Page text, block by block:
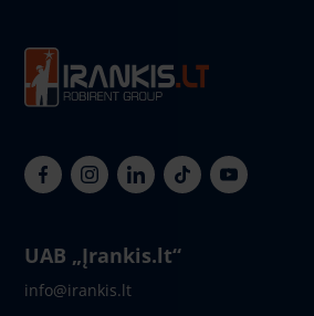
UAB „Įrankis.lt“
info@irankis.lt